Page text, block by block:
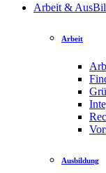
Arbeit &
Arbeit
Ausbildung